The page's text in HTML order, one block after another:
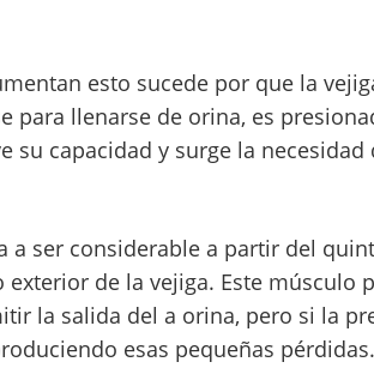
esto sucede por que la
para llenarse de orina, es
capacidad y surge la necesidad
ser considerable a partir del
de la vejiga. Este músculo
la salida del a orina, pero si la
esas pequeñas pérdidas.